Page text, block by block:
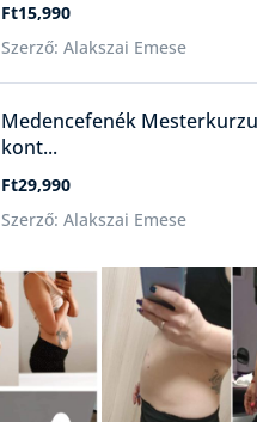
Ft15,990
Szerző: Alakszai Emese
Medencefenék
kont...
Ft29,990
Szerző: Alakszai Emese